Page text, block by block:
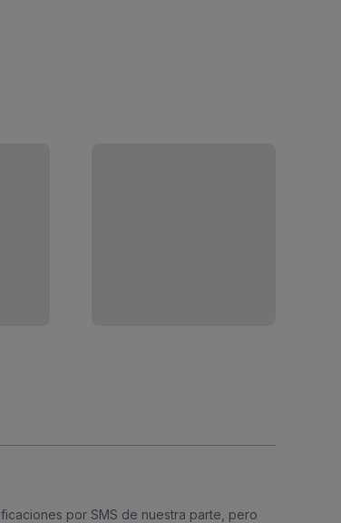
por SMS de nuestra parte, pero